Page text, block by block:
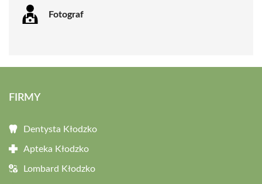
Fotograf
FIRMY
Dentysta Kłodzko
Apteka Kłodzko
Lombard Kłodzko